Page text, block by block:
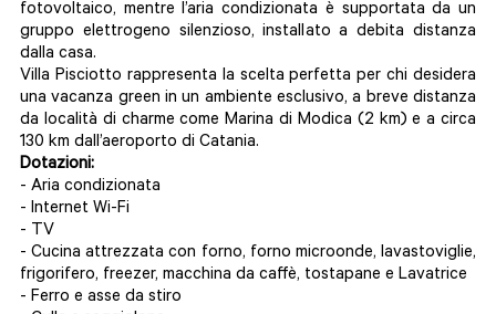
fotovoltaico, mentre l’aria condizionata è supportata da un
gruppo elettrogeno silenzioso, installato a debita distanza
dalla casa.
Villa Pisciotto rappresenta la scelta perfetta per chi desidera
una vacanza green in un ambiente esclusivo, a breve distanza
da località di charme come Marina di Modica (2 km) e a circa
130 km dall’aeroporto di Catania.
Dotazioni:
- Aria condizionata
- Internet Wi-Fi
- TV
- Cucina attrezzata con forno, forno microonde, lavastoviglie,
frigorifero, freezer, macchina da caffè, tostapane e Lavatrice
- Ferro e asse da stiro